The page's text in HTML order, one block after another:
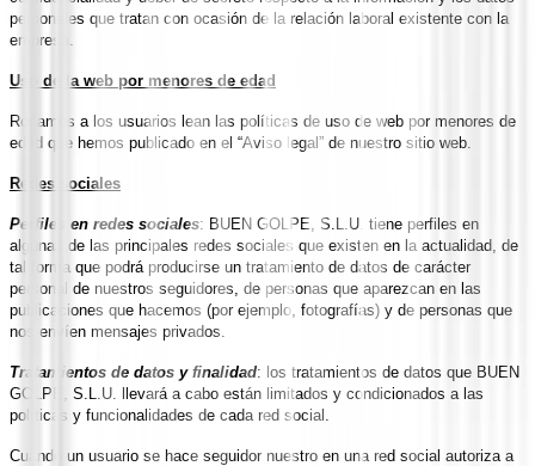
personales que tratan con ocasión de la relación laboral existente con la
empresa.
Uso de la web por menores de edad
Rogamos a los usuarios lean las políticas de uso de web por menores de
edad que hemos publicado en el “Aviso legal” de nuestro sitio web.
Redes sociales
Perfiles en redes sociales: BUEN GOLPE, S.L.U. tiene perfiles en
algunas de las principales redes sociales que existen en la actualidad, de
tal forma que podrá producirse un tratamiento de datos de carácter
personal de nuestros seguidores, de personas que aparezcan en las
publicaciones que hacemos (por ejemplo, fotografías) y de personas que
nos envíen mensajes privados.
Tratamientos de datos y finalidad: los tratamientos de datos que BUEN
GOLPE, S.L.U. llevará a cabo están limitados y condicionados a las
políticas y funcionalidades de cada red social.
Cuando un usuario se hace seguidor nuestro en una red social autoriza a